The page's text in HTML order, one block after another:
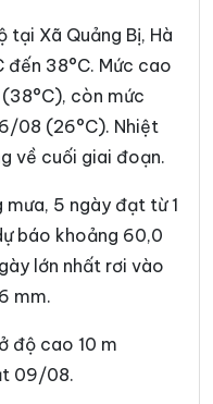
Phương Liệt
Tây Hồ
Tây Tựu
Từ Liêm
Tương Mai
Vĩnh Tuy
Xã Quảng Bị, Hà
đến 38°C. Mức cao
còn mức
08 (26°C). Nhiệt
về cuối giai đoạn.
mưa, 5 ngày đạt từ 1
báo khoảng 60,0
lớn nhất rơi vào
mm.
độ cao 10 m
09/08.